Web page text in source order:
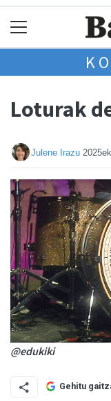
Loturak
Julene Irazu
@edukiki
Gehitu